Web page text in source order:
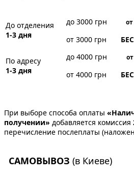
До отделения
1-3 дня
до 3000 грн от
от 3000 грн
По адресу
1-3 дня
до 4000 грн от
от 4000 грн
При выборе способа оплаты
получении» добавляется комиссия
перечисление послеплаты
САМОВЫВОЗ (в Киеве)